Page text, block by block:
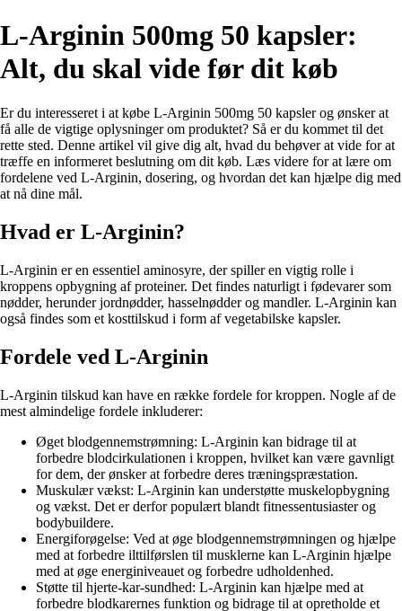
L-Arginin 500mg 50 kapsler:
Alt, du skal vide før dit køb
Er du interesseret i at købe L-Arginin 500mg 50 kapsler og ønsker at
få alle de vigtige oplysninger om produktet? Så er du kommet til det
rette sted. Denne artikel vil give dig alt, hvad du behøver at vide for at
træffe en informeret beslutning om dit køb. Læs videre for at lære om
fordelene ved L-Arginin, dosering, og hvordan det kan hjælpe dig med
at nå dine mål.
Hvad er L-Arginin?
L-Arginin er en essentiel aminosyre, der spiller en vigtig rolle i
kroppens opbygning af proteiner. Det findes naturligt i fødevarer som
nødder, herunder jordnødder, hasselnødder og mandler. L-Arginin kan
også findes som et kosttilskud i form af vegetabilske kapsler.
Fordele ved L-Arginin
L-Arginin tilskud kan have en række fordele for kroppen. Nogle af de
mest almindelige fordele inkluderer:
Øget blodgennemstrømning: L-Arginin kan bidrage til at
forbedre blodcirkulationen i kroppen, hvilket kan være gavnligt
for dem, der ønsker at forbedre deres træningspræstation.
Muskulær vækst: L-Arginin kan understøtte muskelopbygning
og vækst. Det er derfor populært blandt fitnessentusiaster og
bodybuildere.
Energiforøgelse: Ved at øge blodgennemstrømningen og hjælpe
med at forbedre ilttilførslen til musklerne kan L-Arginin hjælpe
med at øge energiniveauet og forbedre udholdenhed.
Støtte til hjerte-kar-sundhed: L-Arginin kan hjælpe med at
forbedre blodkarernes funktion og bidrage til at opretholde et